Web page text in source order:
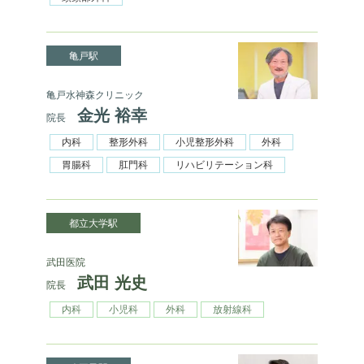
亀戸駅
亀戸水神森クリニック
院長
金光 裕幸
内科 整形外科 小児整形外科
外科
胃腸科
肛門科 リハビリテーション科
都立大学駅
武田医院
院長
武田 光史
内科 小児科 外科 放射線科